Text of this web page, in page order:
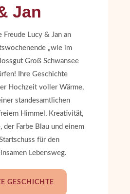
Jan
Freude Lucy & Jan an
„wie im
Groß Schwansee
Ihre Geschichte
Hochzeit voller Wärme,
standesamtlichen
Himmel, Kreativität,
der Farbe Blau und einem
für den
Lebensweg.
GESCHICHTE